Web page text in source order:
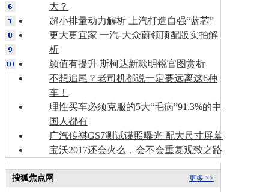
大？
超小排量动力解析 上汽打造自强“蓝芯”
更大更宜家 一汽-大众蔚领顶配版实拍解
析
颜值有提升 斯柯达新款明锐官图赏析
不想追尾？老司机都说一定要远离这6种
车！
理性买车必须克服的5大“毛病”91.3%的中
国人都有
广汽传祺GS7测试谍照曝光 配大尺寸屏幕
宝沃2017还会火么，会不会重复观致之路
更多 >>
搜狐焦点网